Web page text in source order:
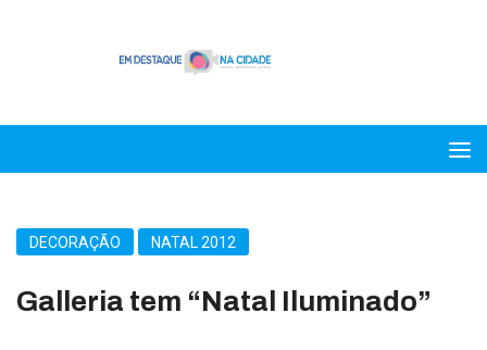
DECORAÇÃO NATAL 2012
Galleria tem “Natal Iluminado”